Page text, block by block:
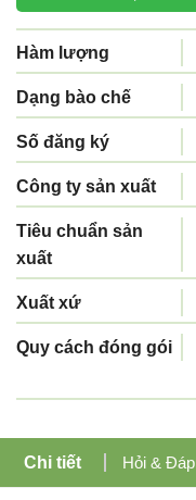
Hàm lượng
Dạng bào chế
Số đăng ký
Công ty sản xuất
Tiêu chuẩn sản
xuất
Xuất xứ
Quy cách đóng gói
Chi tiết Hỏi & Đáp